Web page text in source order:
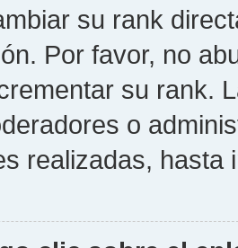
su rank
Por favor, no
su rank.
o
realizadas, hasta